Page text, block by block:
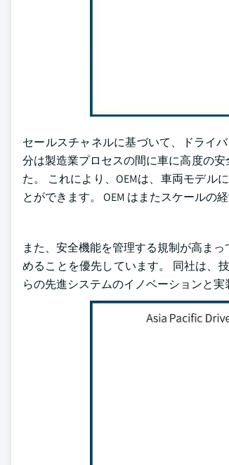
セールスチャネルに基づいて、ドライ
分は製造業プロセスの間に車に高度の
た。 これにより、OEMは、車両モデル
とができます。 OEM はまたスケールの
また、安全機能を管理する規制が高ま
めることを優先しています。 同社は、
らの先進システムのイノベーションと実